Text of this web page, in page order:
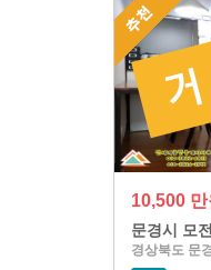
10,500 만
문경시 모
경상북도 문